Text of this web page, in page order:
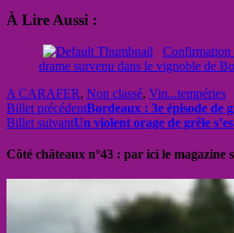
À Lire Aussi :
Confirmation
drame survenu dans le vignoble de
A CARAFER, Non classé, Vin...tempéries
Billet précédentBordeaux : 3e épisode de
Billet suivantUn violent orage de grêle
Côté châteaux n°43 : par ici le magazine